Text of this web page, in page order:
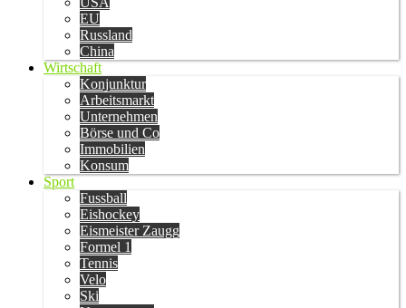
EU
Russland
China
Wirtschaft
Konjunktur
Arbeitsmarkt
Unternehmen
Börse und Co
Immobilien
Konsum
Sport
Fussball
Eishockey
Eismeister Zaugg
Formel 1
Tennis
Velo
Ski